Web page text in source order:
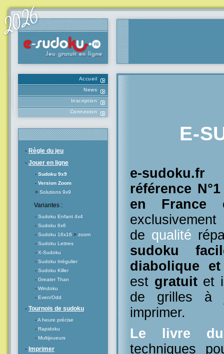
Accueil
News
Inscription
Connexion
- Règle du jeu
- Jouer en ligne
- Sudoku 9x9
- Version Zoom
> Solutions 9x9
Variantes :
- Sudoku Enfant 4x4
- Sudoku 6x6
- Sudoku 16x16 > zoom
- Sudoku Lettres
- X-Sudoku
- Sudoku Irrégulier
- Sudoku Killer
- Greater Than
- Windoku
- Even/Odd
- Tournois de sudoku
-A heure précise
- Rapidoku
- Multijoueurs
- Imprimer
E-
e-
référence
en France
de qualité
sudoku
diabolique
est gratuitet
de grilles à
imprimer.
Le livre du
techniques